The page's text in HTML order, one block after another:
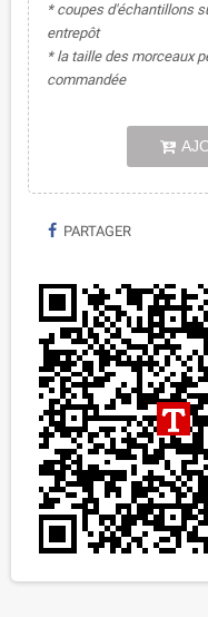
* coupes d'échantillons
entrepôt
* la taille des morceaux
commandée
PARTAGER